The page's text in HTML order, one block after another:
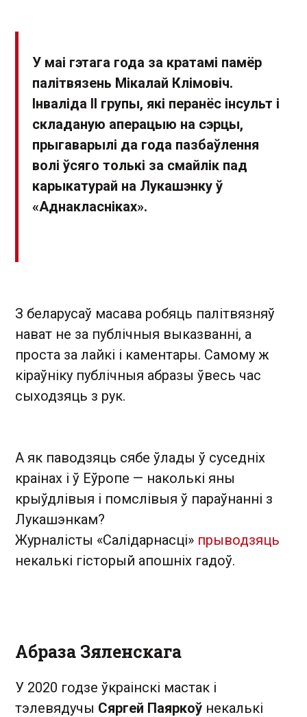
У маі гэтага года за кратамі памёр
палітвязень Мікалай Клімовіч.
Інваліда II групы, які перанёс інсульт і
складаную аперацыю на сэрцы,
прыгаварылі да года пазбаўлення
волі ўсяго толькі за смайлік пад
карыкатурай на Лукашэнку ў
«Аднакласніках».
З беларусаў масава робяць палітвязняў
нават не за публічныя выказванні, а
проста за лайкі і каментары. Самому ж
кіраўніку публічныя абразы ўвесь час
сыходзяць з рук.
А як паводзяць сябе ўлады ў суседніх
краінах і ў Еўропе — наколькі яны
крыўдлівыя і помслівыя ў параўнанні з
Лукашэнкам?
Журналісты «Салідарнасці» прыводзяць
некалькі гісторый апошніх гадоў.
Абраза Зяленскага
У 2020 годзе ўкраінскі мастак і
тэлевядучы Сяргей Паяркоў некалькі